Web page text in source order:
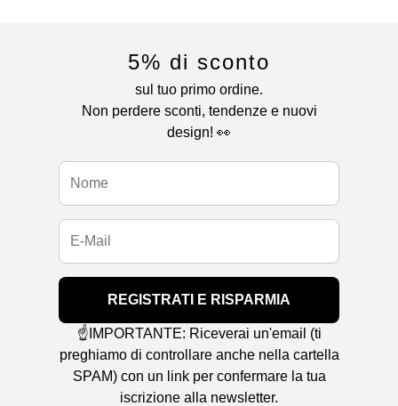
5% di sconto
sul tuo primo ordine.
Non perdere sconti, tendenze e nuovi
design! 👀
REGISTRATI E RISPARMIA
☝️IMPORTANTE: Riceverai un'email (ti
preghiamo di controllare anche nella cartella
SPAM) con un link per confermare la tua
iscrizione alla newsletter.